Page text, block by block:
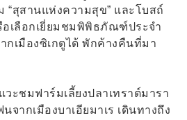
“สุสานแห่งความสุข” และโบสถ์
เลือกเยี่ยมชมพิพิธภัณฑ์ประจำ
กเมืองซิเกตูได้ พักค้างคืนที่มา
วะชมฟาร์มเลี้ยงปลาเทราต์มารา
จากเมืองบาเอียมาเร เดินทางถึง